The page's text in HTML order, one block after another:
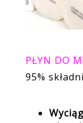
PŁYN DO
95%